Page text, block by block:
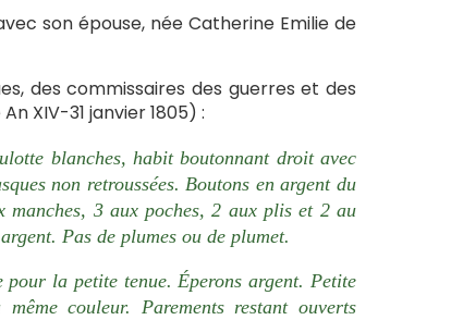
son épouse, née Catherine Emilie de
des commissaires des guerres et des
XIV-31 janvier 1805) :
blanches, habit boutonnant droit avec
non retroussées. Boutons en argent du
3 aux poches, 2 aux plis et 2 au
Pas de plumes ou de plumet.
la petite tenue. Éperons argent. Petite
couleur. Parements restant ouverts